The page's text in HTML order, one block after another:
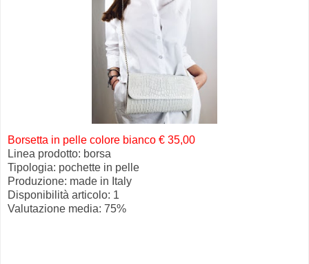
Borsetta in pelle colore bianco € 35,00
Linea prodotto: borsa
Tipologia: pochette in pelle
Produzione: made in Italy
Disponibilità articolo: 1
Valutazione media: 75%